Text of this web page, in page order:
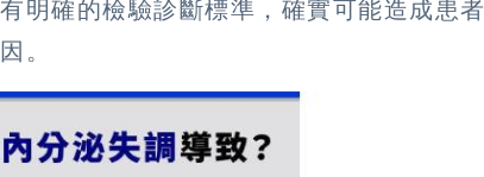
明確的檢驗診斷標準，確實可能造成患者
。